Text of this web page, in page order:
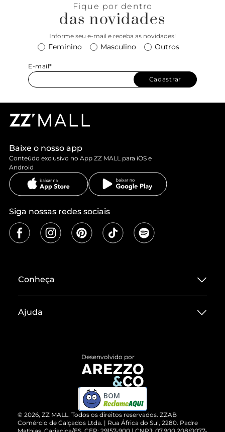
Fique por dentro
das novidades
Informe seu e-mail e receba as novidades!
Feminino Masculino Outros
E-mail*
Cadastrar
Baixe o nosso app
Conteúdo exclusivo no App ZZ MALL para iOS e
Android
Siga nossas redes sociais
Conheça
Termos de Uso
ZZ MALL é confiável
Cartão Presente
Ajuda
Devolução do Produto
Compre pelo WhatsApp
© 2026, ZZ MALL. Todos os direitos reservados. ZZAB
Comércio de Calçados Ltda. | Rua África do Sul, 2280. Padre
Desenvolvido por
BOM